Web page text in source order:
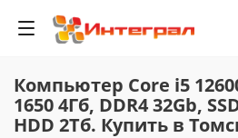
Компьютер Core i5
1650 4Гб, DDR4 32Gb,
HDD 2Тб. Купить в